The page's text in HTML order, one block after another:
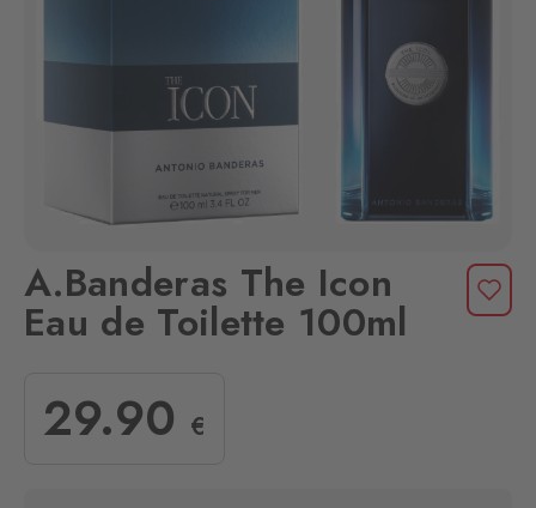
A.Banderas The Icon
Eau de Toilette 100ml
29.90 €